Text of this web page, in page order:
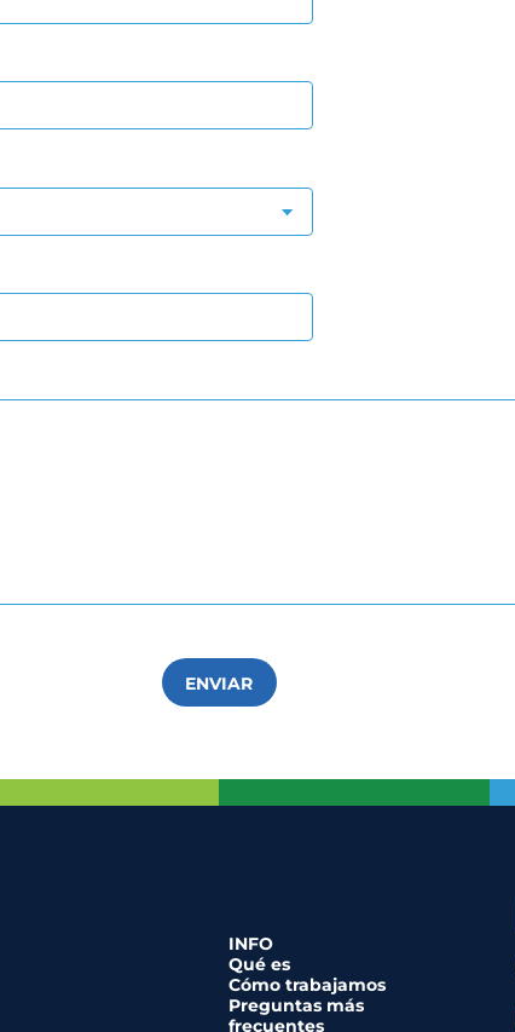
ENVIAR
INFO
Qué es
Cómo trabajamos
Preguntas más
frecuentes